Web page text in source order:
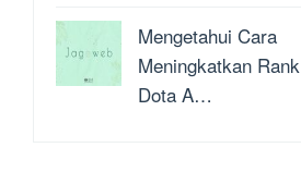
Mengetahui Cara
Meningkatkan Rank
Dota A…